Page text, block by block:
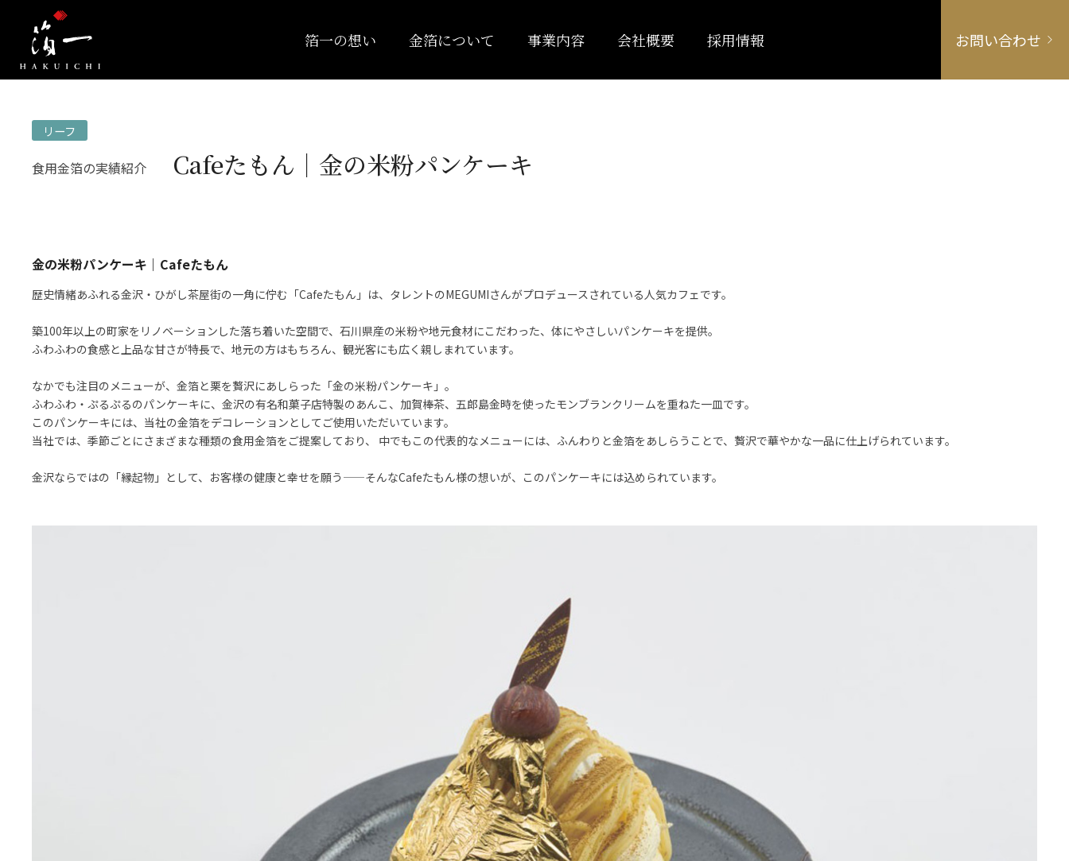
箔一の想い 金箔について 事業内容 会社概要 採用情報 お問い合わせ
リーフ
食用金箔の実績紹介 Cafeたもん｜金の米粉パンケーキ
金の米粉パンケーキ｜Cafeたもん
歴史情緒あふれる金沢・ひがし茶屋街の一角に佇む「Cafeたもん」は、タレントのMEGUMIさんがプロデュースされている人気カフェです。
築100年以上の町家をリノベーションした落ち着いた空間で、石川県産の米粉や地元食材にこだわった、体にやさしいパンケーキを提供。
ふわふわの食感と上品な甘さが特長で、地元の方はもちろん、観光客にも広く親しまれています。
なかでも注目のメニューが、金箔と栗を贅沢にあしらった「金の米粉パンケーキ」。
ふわふわ・ぷるぷるのパンケーキに、金沢の有名和菓子店特製のあんこ、加賀棒茶、五郎島金時を使ったモンブランクリームを重ねた一皿です。
このパンケーキには、当社の金箔をデコレーションとしてご使用いただいています。
当社では、季節ごとにさまざまな種類の食用金箔をご提案しており、 中でもこの代表的なメニューには、ふんわりと金箔をあしらうことで、贅沢で華やかな一品に仕上げられています。
金沢ならではの「縁起物」として、お客様の健康と幸せを願う——そんなCafeたもん様の想いが、このパンケーキには込められています。